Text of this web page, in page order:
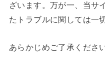
ざいます。万が一、当サ
たトラブルに関しては一
あらかじめご了承くださ